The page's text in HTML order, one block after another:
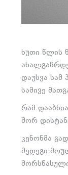
ხუთი წლის
დაუსვა სამ
სამივე
რამ
შორ
კენონმა
შედეგი